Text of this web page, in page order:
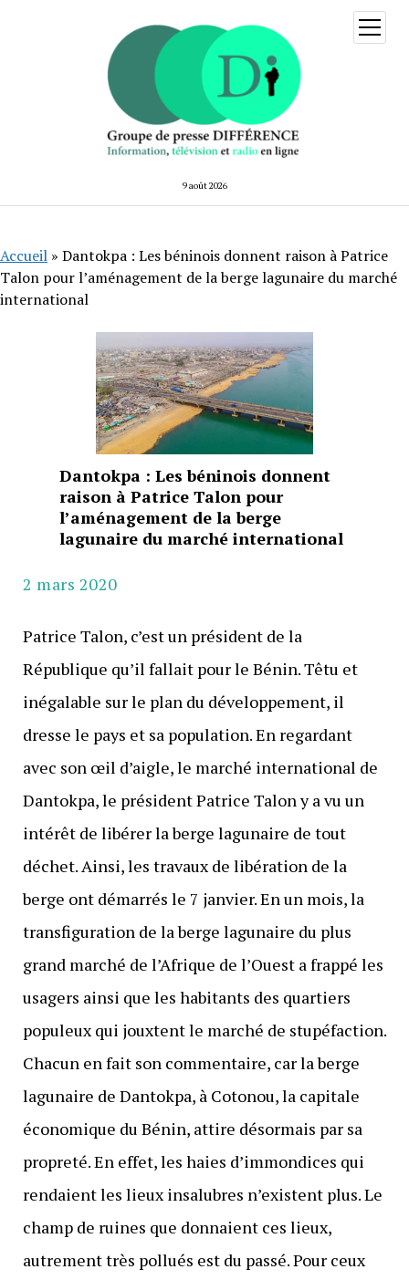
9 août 2026
ouvrir
menu
Accueil » Dantokpa : Les béninois donnent raison à Patrice
Talon pour l’aménagement de la berge lagunaire du marché
international
Dantokpa : Les béninois donnent
raison à Patrice Talon pour
l’aménagement de la berge
lagunaire du marché international
2 mars 2020
Patrice Talon, c’est un président de la
République qu’il fallait pour le Bénin. Têtu et
inégalable sur le plan du développement, il
dresse le pays et sa population. En regardant
avec son œil d’aigle, le marché international de
Dantokpa, le président Patrice Talon y a vu un
intérêt de libérer la berge lagunaire de tout
déchet. Ainsi, les travaux de libération de la
berge ont démarrés le 7 janvier. En un mois, la
transfiguration de la berge lagunaire du plus
grand marché de l’Afrique de l’Ouest a frappé les
usagers ainsi que les habitants des quartiers
populeux qui jouxtent le marché de stupéfaction.
Chacun en fait son commentaire, car la berge
lagunaire de Dantokpa, à Cotonou, la capitale
économique du Bénin, attire désormais par sa
propreté. En effet, les haies d’immondices qui
rendaient les lieux insalubres n’existent plus. Le
champ de ruines que donnaient ces lieux,
autrement très pollués est du passé. Pour ceux